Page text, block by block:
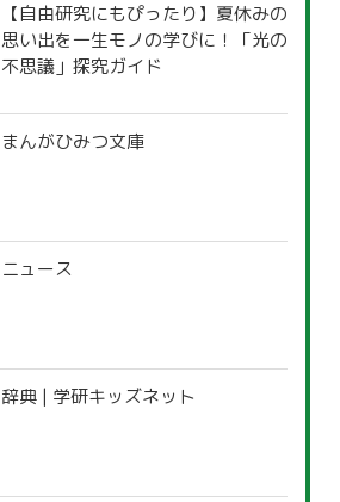
【自由研究にもぴったり】夏休みの
思い出を一生モノの学びに！「光の
不思議」探究ガイド
まんがひみつ文庫
ニュース
辞典 | 学研キッズネット